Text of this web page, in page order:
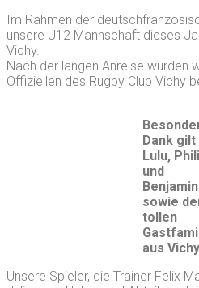
Im Rahmen der
unsere U12 Mannschaft dieses
Vichy.
Nach der langen Anreise wurden
Offiziellen des Rugby Club Vichy
Dank gilt
Lulu,
und
Benjamin
sowie
tollen
aus
Unsere Spieler, die Trainer Felix